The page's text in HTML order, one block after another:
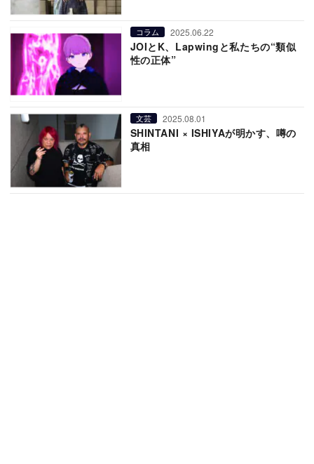
コラム 2025.06.22
JOIとK、Lapwingと私たちの“類似
性の正体”
文芸 2025.08.01
SHINTANI × ISHIYAが明かす、噂の
真相